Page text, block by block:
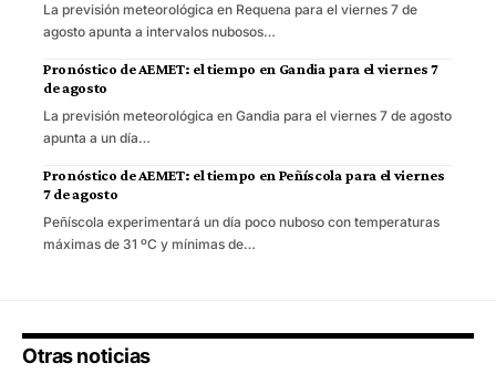
La previsión meteorológica en Requena para el viernes 7 de
agosto apunta a intervalos nubosos…
Pronóstico de AEMET: el tiempo en Gandia para el viernes 7
de agosto
La previsión meteorológica en Gandia para el viernes 7 de agosto
apunta a un día…
Pronóstico de AEMET: el tiempo en Peñíscola para el viernes
7 de agosto
Peñíscola experimentará un día poco nuboso con temperaturas
máximas de 31 ºC y mínimas de…
Otras noticias